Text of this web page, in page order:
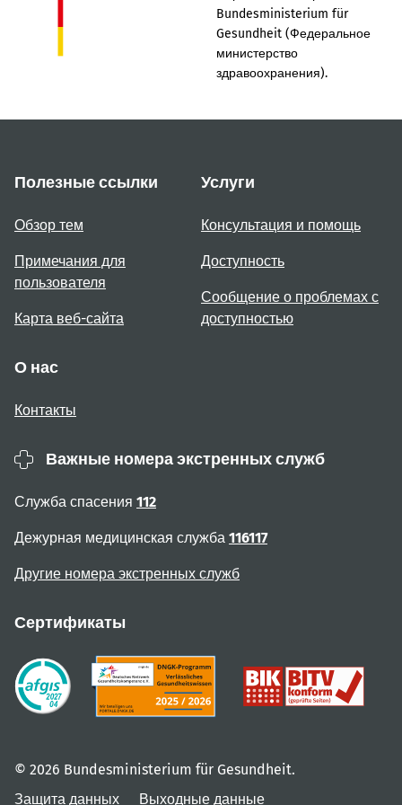
Bundesministerium für
Gesundheit (Федеральное
министерство
здравоохранения).
Полезные ссылки
Обзор тем
Примечания для
пользователя
Карта веб-сайта
Услуги
Консультация и помощь
Доступность
Сообщение о проблемах с
доступностью
О нас
Контакты
Важные номера экстренных служб
Служба спасения 112
Дежурная медицинская служба 116117
Другие номера экстренных служб
Сертификаты
© 2026 Bundesministerium für Gesundheit.
Защита данных
Выходные данные